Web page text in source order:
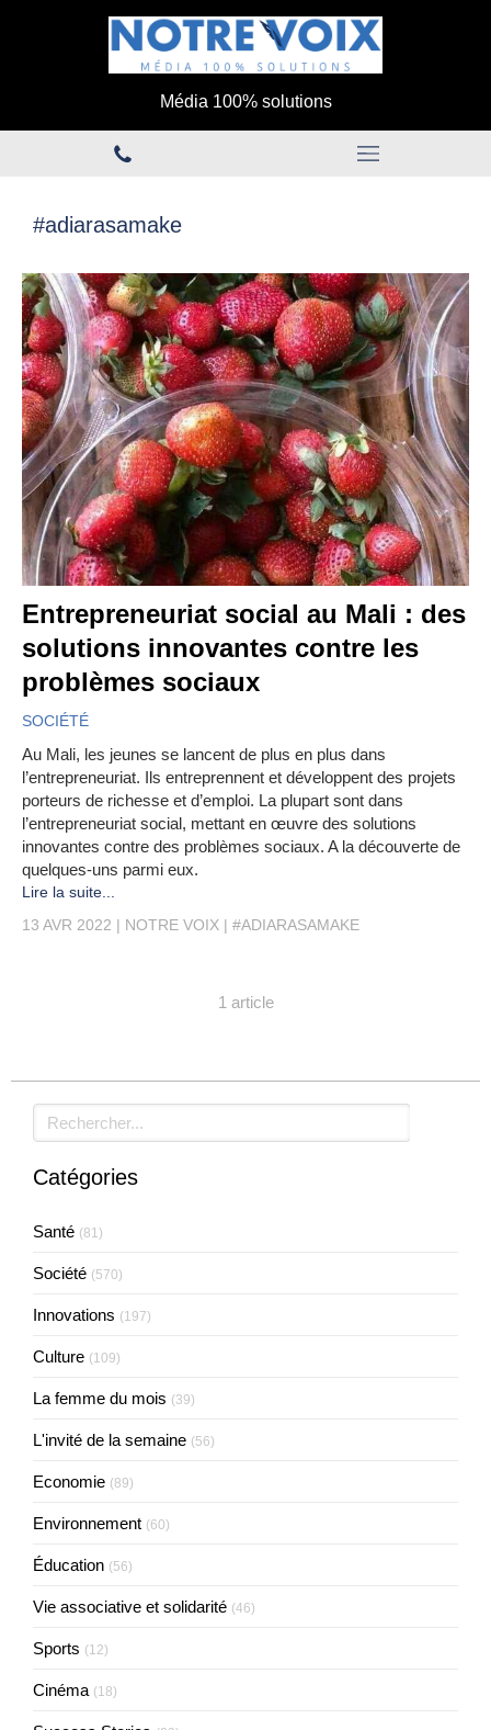
Média 100% solutions
#adiarasamake
Entrepreneuriat social au Mali : des
solutions innovantes contre les
problèmes sociaux
SOCIÉTÉ
Au Mali, les jeunes se lancent de plus en plus dans
l’entrepreneuriat. Ils entreprennent et développent des projets
porteurs de richesse et d’emploi. La plupart sont dans
l’entrepreneuriat social, mettant en œuvre des solutions
innovantes contre des problèmes sociaux. A la découverte de
quelques-uns parmi eux.
Lire la suite...
13 AVR 2022
NOTRE VOIX #ADIARASAMAKE
1 article
Rechercher
Catégories
Santé (81)
Société (570)
Innovations (197)
Culture (109)
La femme du mois (39)
L'invité de la semaine (56)
Economie (89)
Environnement (60)
Éducation (56)
Vie associative et solidarité (46)
Sports (12)
Cinéma (18)